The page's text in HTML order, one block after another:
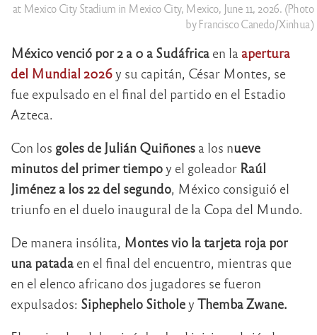
at Mexico City Stadium in Mexico City, Mexico, June 11, 2026. (Photo
by Francisco Canedo/Xinhua)
México venció por 2 a 0 a Sudáfrica en la apertura
del Mundial 2026y su capitán, César Montes, se
fue expulsado en el final del partido en el Estadio
Azteca.
Con los goles de Julián Quiñones a los nueve
minutos del primer tiempoy el goleador Raúl
Jiménez a los 22 del segundo, México consiguió el
triunfo en el duelo inaugural de la Copa del Mundo.
De manera insólita, Montes vio la tarjeta roja por
una patada en el final del encuentro, mientras que
en el elenco africano dos jugadores se fueron
expulsados: Siphephelo Sitholey Themba Zwane.